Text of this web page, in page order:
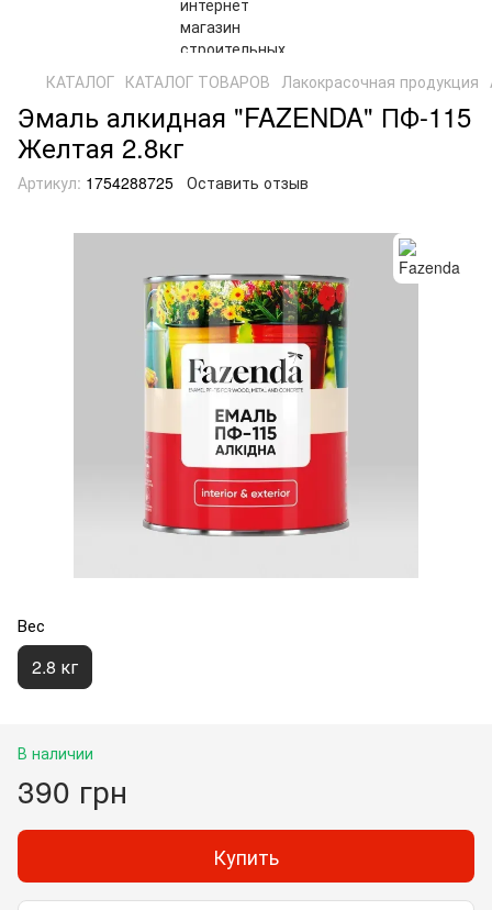
КАТАЛОГ КАТАЛОГ ТОВАРОВ Лакокрасочная продукция
Эмаль алкидная "FAZENDA" ПФ-115
Желтая 2.8кг
Артикул: 1754288725 Оставить отзыв
Вес
2.8 кг
В наличии
390 грн
Купить